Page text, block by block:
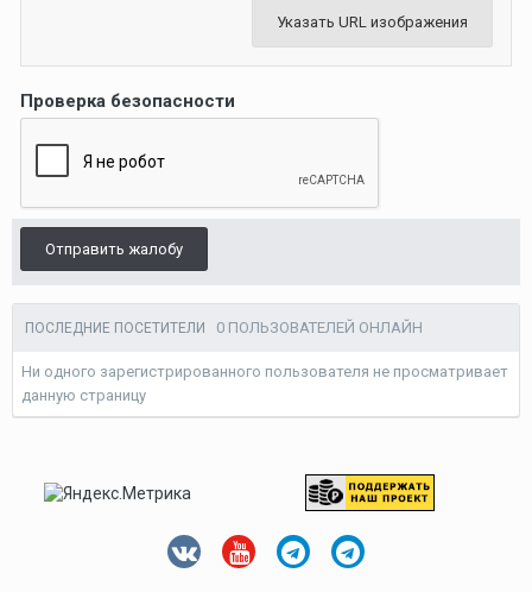
Указать URL изображения
Проверка безопасности
Отправить жалобу
ПОСЛЕДНИЕ ПОСЕТИТЕЛИ 0 ПОЛЬЗОВАТЕЛЕЙ ОНЛАЙН
Ни одного зарегистрированного пользователя не просматривает
данную страницу